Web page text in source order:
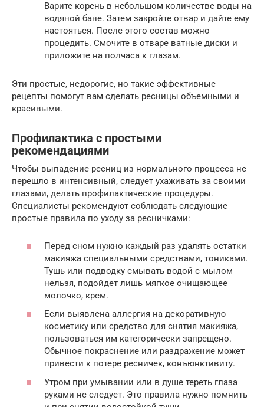
Варите корень в небольшом количестве воды на
водяной бане. Затем закройте отвар и дайте ему
настояться. После этого состав можно
процедить. Смочите в отваре ватные диски и
приложите на полчаса к глазам.
Эти простые, недорогие, но такие эффективные
рецепты помогут вам сделать ресницы объемными и
красивыми.
Профилактика с простыми
рекомендациями
Чтобы выпадение ресниц из нормального процесса не
перешло в интенсивный, следует ухаживать за своими
глазами, делать профилактические процедуры.
Специалисты рекомендуют соблюдать следующие
простые правила по уходу за ресничками:
Перед сном нужно каждый раз удалять остатки
макияжа специальными средствами, тониками.
Тушь или подводку смывать водой с мылом
нельзя, подойдет лишь мягкое очищающее
молочко, крем.
Если выявлена аллергия на декоративную
косметику или средство для снятия макияжа,
пользоваться им категорически запрещено.
Обычное покраснение или раздражение может
привести к потере ресничек, конъюнктивиту.
Утром при умывании или в душе тереть глаза
руками не следует. Это правила нужно помнить